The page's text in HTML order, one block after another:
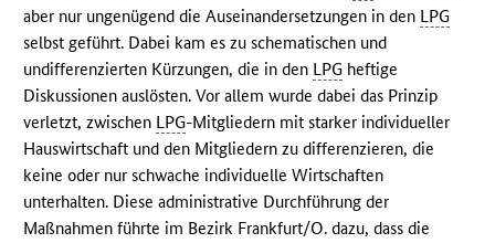
aber nur ungenügend die Auseinandersetzungen in den LPG
selbst geführt. Dabei kam es zu schematischen und
undifferenzierten Kürzungen, die in den LPG heftige
Diskussionen auslösten. Vor allem wurde dabei das Prinzip
verletzt, zwischen LPG-Mitgliedern mit starker individueller
Hauswirtschaft und den Mitgliedern zu differenzieren, die
keine oder nur schwache individuelle Wirtschaften
unterhalten. Diese administrative Durchführung der
Maßnahmen führte im Bezirk Frankfurt/O. dazu, dass die